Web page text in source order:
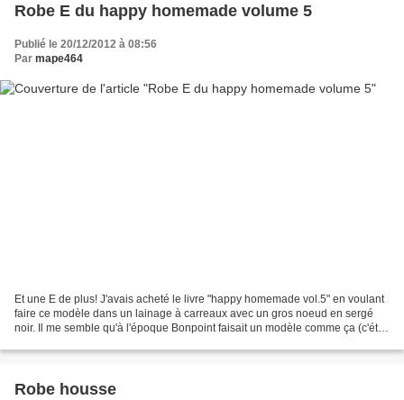
Robe E du happy homemade volume 5
Publié le 20/12/2012 à 08:56
Par mape464
Et une E de plus! J'avais acheté le livre "happy homemade vol.5" en voulant
faire ce modèle dans un lainage à carreaux avec un gros noeud en sergé
noir. Il me semble qu'à l'époque Bonpoint faisait un modèle comme ça (c'était
Robe housse